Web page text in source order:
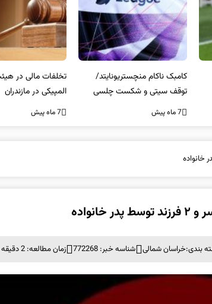
کامبک ناکام منچستریونایتد/
توقف سیتی و شکست چلسی
7 ماه پیش
تخلفات مالی در
المپیکی در مازندران
7 ماه پیش
بندی:خراسان شمالی شناسه خبر: 772268 زمان مطالعه: 2 دقیقه